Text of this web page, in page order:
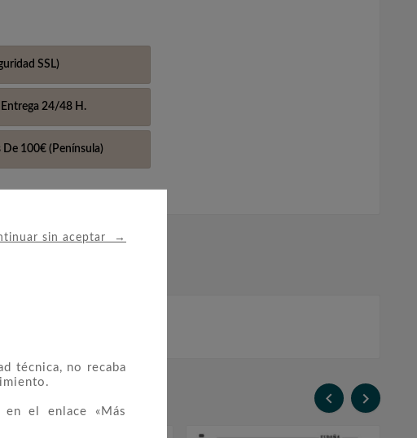
sin aceptar →
técnica, no recaba
el enlace «Más
SSL)
Entrega 24/48 H.
De 100€ (Península)
 